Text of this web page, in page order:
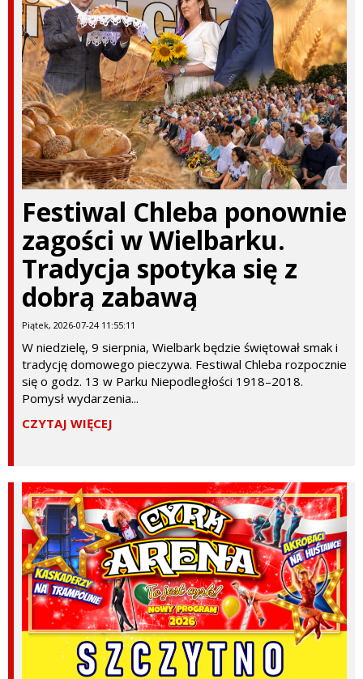
Festiwal Chleba ponownie
zagości w Wielbarku.
Tradycja spotyka się z
dobrą zabawą
Piątek, 2026-07-24 11:55:11
W niedzielę, 9 sierpnia, Wielbark będzie świętował smak i
tradycję domowego pieczywa. Festiwal Chleba rozpocznie
się o godz. 13 w Parku Niepodległości 1918–2018.
Pomysł wydarzenia...
CZYTAJ WIĘCEJ